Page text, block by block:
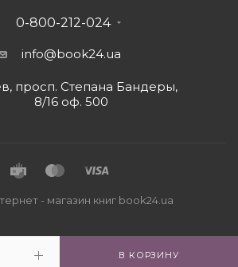
В КОРЗИНУ
0-800-212-024
info@book24.ua
просп. Степана Бандеры,
8/16 оф. 500
- магазин книг book24.ua